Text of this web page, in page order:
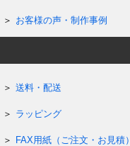
お客様の声・制作事例
送料・配送
ラッピング
FAX用紙（ご注文・お見積）